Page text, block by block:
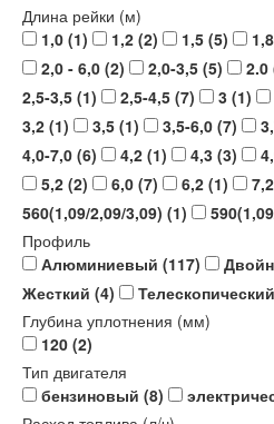
Длина рейки (м)
1,0 (1) 1,2 (2) 1,5 (5) 1,8
2,0 - 6,0 (2) 2,0-3,5 (5) 2.0
2,5-3,5 (1) 2,5-4,5 (7) 3 (1)
3,2 (1) 3,5 (1) 3,5-6,0 (7)
4,0-7,0 (6) 4,2 (1) 4,3 (3)
5,2 (2) 6,0 (7) 6,2 (1) 7,2
560(1,09/2,09/3,09) (1)
Профиль
Алюминиевый (117)
Жесткий (4)
Глубина уплотнения (мм)
120 (2)
Тип двигателя
бензиновый (8)